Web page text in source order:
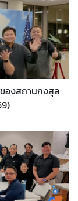
องสถานกงสุล